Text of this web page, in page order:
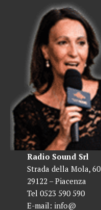
Radio Sound Srl
Strada della Mola, 60
29122 – Piacenza
Tel 0523 590 590
E-mail: info@